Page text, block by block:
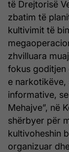
të Drejtorisë
zbatim të
kultivimit të
zhvilluara
fokus goditjen
e narkotikëve,
informative,
Mehajve”, në
shërbyer për
kultivoheshin
organizuar